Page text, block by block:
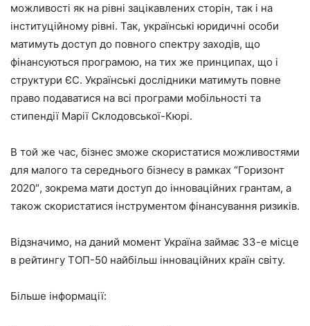
можливості як на рівні зацікавлених сторін, так і на
інституційному рівні. Так, українські юридичні особи
матимуть доступ до повного спектру заходів, що
фінансуються програмою, на тих же принципах, що і
структури ЄС. Українські дослідники матимуть повне
право подаватися на всі програми мобільності та
стипендії Марії Склодовської-Кюрі.
В той же час, бізнес зможе скористатися можливостями
для малого та середнього бізнесу в рамках “Горизонт
2020″, зокрема мати доступ до інноваційних грантам, а
також скористатися інструментом фінансування ризиків.
Відзначимо, на даний момент Україна займає 33-е місце
в рейтингу ТОП-50 найбільш інноваційних країн світу.
Більше інформації: